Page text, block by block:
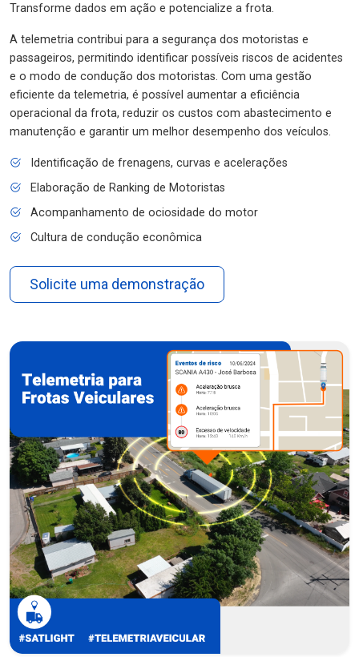
Transforme dados em ação e potencialize a frota.
A telemetria contribui para a segurança dos motoristas e
passageiros, permitindo identificar possíveis riscos de acidentes
e o modo de condução dos motoristas. Com uma gestão
eficiente da telemetria, é possível aumentar a eficiência
operacional da frota, reduzir os custos com abastecimento e
manutenção e garantir um melhor desempenho dos veículos.
Identificação de frenagens, curvas e acelerações
Elaboração de Ranking de Motoristas
Acompanhamento de ociosidade do motor
Cultura de condução econômica
Solicite uma demonstração